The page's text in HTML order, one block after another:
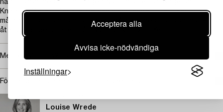
Acceptera alla
Avvisa icke-nödvändiga
Inställningar
han tillbaka med utställningen Not Dark Yet på Angelika
Knäpper Galleri. Där ställde han bland annat ut sju serier av
målningar, där ibland auktionens målning, med spridda motiv som
återspeglade strofer från Dylans ”Not Dark Yet”.
Mer om Martin Wickström
För konditionsrapport kontakta specialist
Louise Wrede